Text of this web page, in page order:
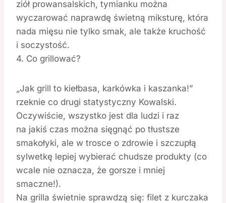
ziół prowansalskich, tymianku można
wyczarować naprawdę świetną miksturę, która
nada mięsu nie tylko smak, ale także kruchość
i soczystość.
4. Co grillować?
„Jak grill to kiełbasa, karkówka i kaszanka!”
rzeknie co drugi statystyczny Kowalski.
Oczywiście, wszystko jest dla ludzi i raz
na jakiś czas można sięgnąć po tłustsze
smakołyki, ale w trosce o zdrowie i szczupłą
sylwetkę lepiej wybierać chudsze produkty (co
wcale nie oznacza, że gorsze i mniej
smaczne!).
Na grilla świetnie sprawdzą się: filet z kurczaka